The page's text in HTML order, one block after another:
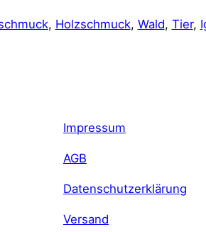
, Holzschmuck, Wald, Tier,
Impressum
AGB
Datenschutzerklärung
Versand